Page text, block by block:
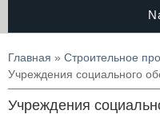
Вы здесь
Главная » Строительное
Учреждения социального
Учреждения